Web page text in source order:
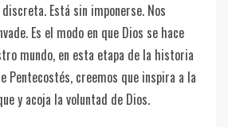
Está sin imponerse. Nos
Es el modo en que Dios se hace
mundo, en esta etapa de la historia
Pentecostés, creemos que inspira a la
y acoja la voluntad de Dios.